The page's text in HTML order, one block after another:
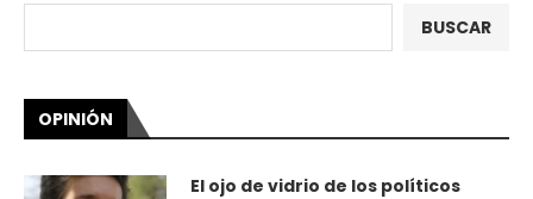
BUSCAR
OPINIÓN
El ojo de vidrio de los políticos